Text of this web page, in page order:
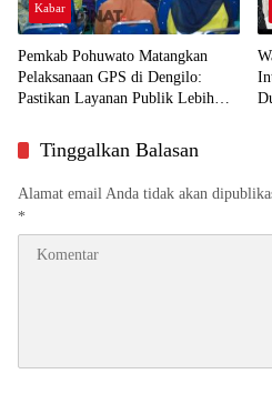
Kabar
Pemkab Pohuwato Matangkan
Pelaksanaan GPS di Dengilo:
Pastikan Layanan Publik Lebih
Tinggalkan Balasan
Alamat email Anda tidak akan
*